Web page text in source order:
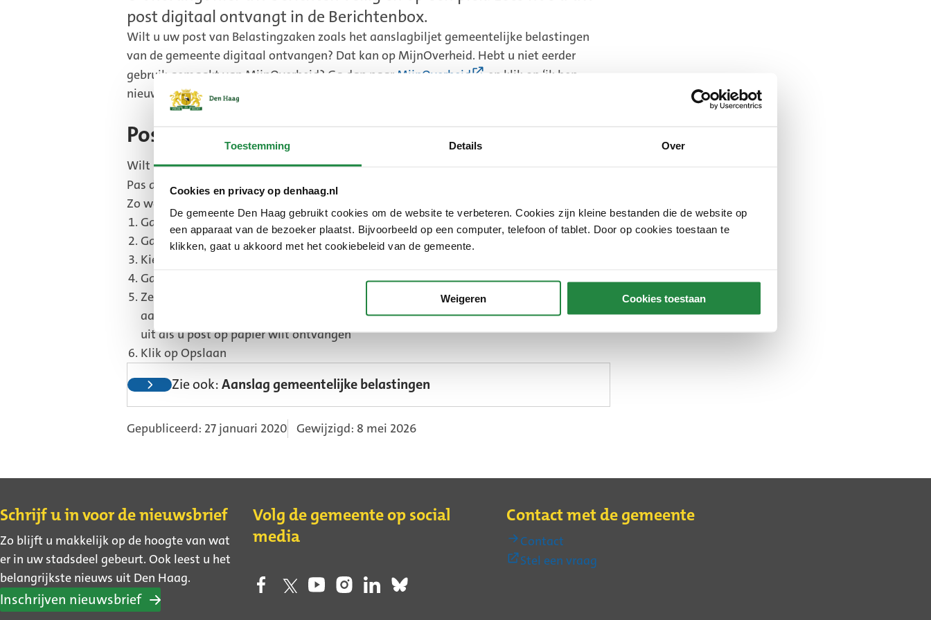
Toestemming Details Over
Cookies en privacy op denhaag.nl
De gemeente Den Haag gebruikt cookies om de website te verbeteren. Cookies zijn kleine bestanden die de website op
een apparaat van de bezoeker plaatst. Bijvoorbeeld op een computer, telefoon of tablet. Door op cookies toestaan te
klikken, gaat u akkoord met het cookiebeleid van de gemeente.
Weigeren Cookies toestaan
post digitaal ontvangt in de Berichtenbox.
Wilt u uw post van Belastingzaken zoals het aanslagbiljet gemeentelijke belastingen
van de gemeente digitaal ontvangen? Dat kan op MijnOverheid. Hebt u niet eerder
gebruik gemaakt van MijnOverheid? Ga dan naar MijnOverheid
(Externe
en klik op ‘ik ben
nieuw’.
Post digitaal ontvangen aanpassen
Wilt u uw post wel of niet digitaal ontvangen via de Berichtenbox?
Pas dit aan inMijnOverheid
(Externe
.
Zo werkt het:
Ga naar MijnOverheid.nl en log in met DigiD
Ga naar Instellingen
Kies Organisaties Berichtenbox
Ga naar Gemeenten
Zet Gemeente Den Haag:
aan als u post digitaal wilt ontvangen
uit als u post op papier wilt ontvangen
Klik op Opslaan
Zie ook:Aanslag gemeentelijke belastingen
Gepubliceerd: 27 januari 2020 Gewijzigd: 8 mei 2026
Contact
Schrijf u in voor de nieuwsbrief
Zo blijft u makkelijk op de hoogte van wat
er in uw stadsdeel gebeurt. Ook leest u het
belangrijkste nieuws uit Den Haag.
Inschrijven nieuwsbrief
Volg de gemeente op social
media
Contact met de gemeente
Contact
Stel een vraag(Externe